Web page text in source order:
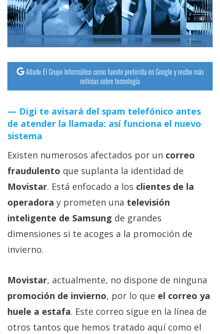
Operadores
Trucos
Tutoriales
Ciberseguridad
Sistemas
operativos
Profesional
+
Más
temas
Foros
Contacto
Añade El Grupo Informático como fuente preferida en Google y recibe más
noticias sobre tecnología
Digi te avisará del spam telefónico antes
de atender la llamada: así funciona el nuevo
sistema
Existen numerosos afectados por un correo
fraudulento que suplanta la identidad de
Movistar. Está enfocado a los clientes de la
operadora y prometen una televisión
inteligente de Samsung de grandes
dimensiones si te acoges a la promoción de
invierno.
Movistar, actualmente, no dispone de ninguna
promoción de invierno, por lo que el correo ya
huele a estafa. Este correo sigue en la línea de
otros tantos que hemos tratado aquí como el